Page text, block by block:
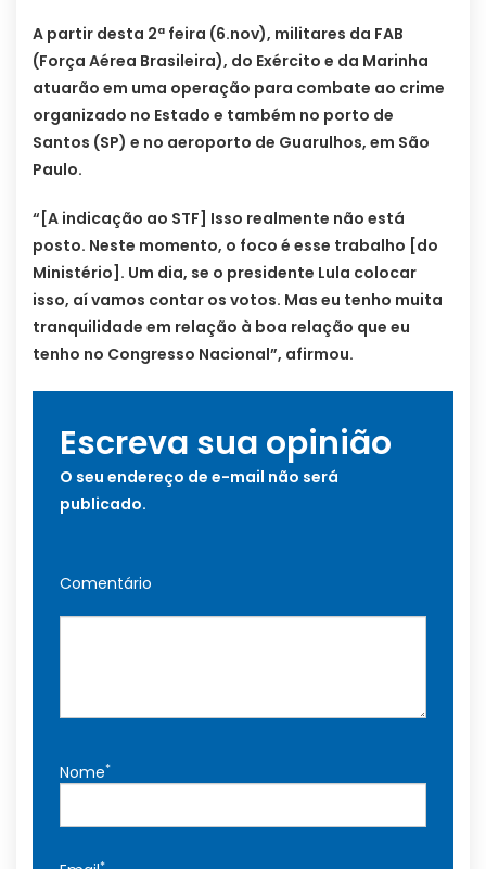
A partir desta 2ª feira (6.nov), militares da FAB
(Força Aérea Brasileira), do Exército e da Marinha
atuarão em uma operação para combate ao crime
organizado no Estado e também no porto de
Santos (SP) e no aeroporto de Guarulhos, em São
Paulo.
“[A indicação ao STF] Isso realmente não está
posto. Neste momento, o foco é esse trabalho [do
Ministério]. Um dia, se o presidente Lula colocar
isso, aí vamos contar os votos. Mas eu tenho muita
tranquilidade em relação à boa relação que eu
tenho no Congresso Nacional”, afirmou.
Escreva sua opinião
O seu endereço de e-mail não será
publicado.
Comentário
Nome*